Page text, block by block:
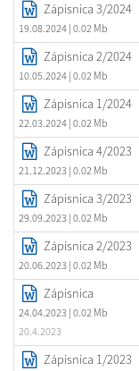
Zápisnica 3/2024
19.08.2024 | 0.02 Mb
Zápisnica 2/2024
10.05.2024 | 0.02 Mb
Zápisnica 1/2024
22.03.2024 | 0.02 Mb
Zápisnica 4/2023
21.12.2023 | 0.02 Mb
Zápisnica 3/2023
29.09.2023 | 0.02 Mb
Zápisnica 2/2023
20.06.2023 | 0.02 Mb
Zápisnica
24.04.2023 | 0.02 Mb
20.4.2023
Zápisnica 1/2023